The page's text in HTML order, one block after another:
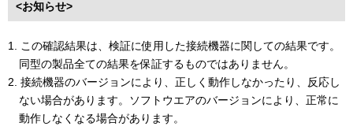
<お知らせ>
1. この確認結果は、検証に使用した接続機器に関しての結果です。
同型の製品全ての結果を保証するものではありません。
2. 接続機器のバージョンにより、正しく動作しなかったり、反応し
ない場合があります。ソフトウエアのバージョンにより、正常に
動作しなくなる場合があります。